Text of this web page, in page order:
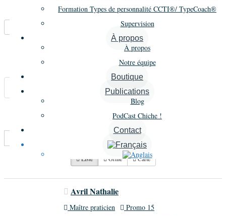
Formation Types de personnalité CCTI®/ TypeCoach®
Supervision
À propos
À propos
Notre équipe
Boutique
Publications
Blog
PodCast Chiche !
Contact
Marque-pages
Carte
Annonces similaires
Liste Grille Carte
Avril Nathalie
Maître praticien
Promo 15